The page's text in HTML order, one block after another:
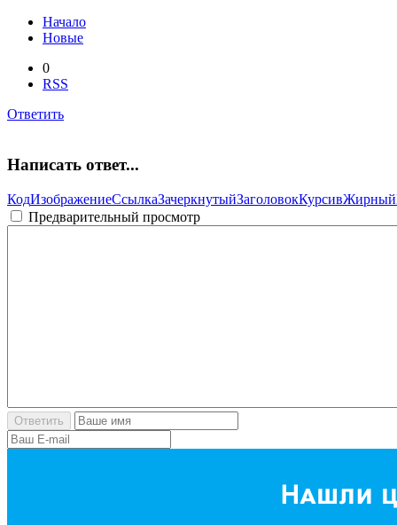
Начало
Новые
0
RSS
Ответить
Написать ответ...
КодИзображениеСсылкаЗачеркнутыйЗаголовокКурсивЖирный
Предварительный просмотр